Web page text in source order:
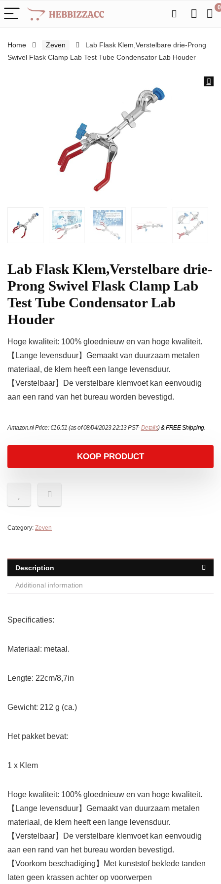
0
Home Zeven
Lab Flask Klem,Verstelbare drie-Prong
Swivel Flask Clamp Lab Test Tube Condensator Lab Houder
Lab Flask Klem,Verstelbare drie-
Prong Swivel Flask Clamp Lab
Test Tube Condensator Lab
Houder
Hoge kwaliteit: 100% gloednieuw en van hoge kwaliteit.
【Lange levensduur】Gemaakt van duurzaam metalen
materiaal, de klem heeft een lange levensduur.
【Verstelbaar】De verstelbare klemvoet kan eenvoudig
aan een rand van het bureau worden bevestigd.
Amazon.nl Price:€16.51 (as of 08/04/2023 22:13 PST-Details)&FREE Shipping.
KOOP PRODUCT
Category: Zeven
Description
Additional information
Specificaties:
Materiaal: metaal.
Lengte: 22cm/8,7in
Gewicht: 212 g (ca.)
Het pakket bevat:
1 x Klem
Hoge kwaliteit: 100% gloednieuw en van hoge kwaliteit.
【Lange levensduur】Gemaakt van duurzaam metalen
materiaal, de klem heeft een lange levensduur.
【Verstelbaar】De verstelbare klemvoet kan eenvoudig
aan een rand van het bureau worden bevestigd.
【Voorkom beschadiging】Met kunststof beklede tanden
laten geen krassen achter op voorwerpen